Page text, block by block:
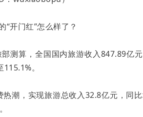
“开门红”怎么样了？
测算，全国国内旅游收入847.89亿
。
热潮，实现旅游总收入32.8亿元，同